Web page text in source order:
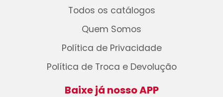
Todos os catálogos
Quem Somos
Política de Privacidade
Política de Troca e Devolução
Baixe já nosso APP